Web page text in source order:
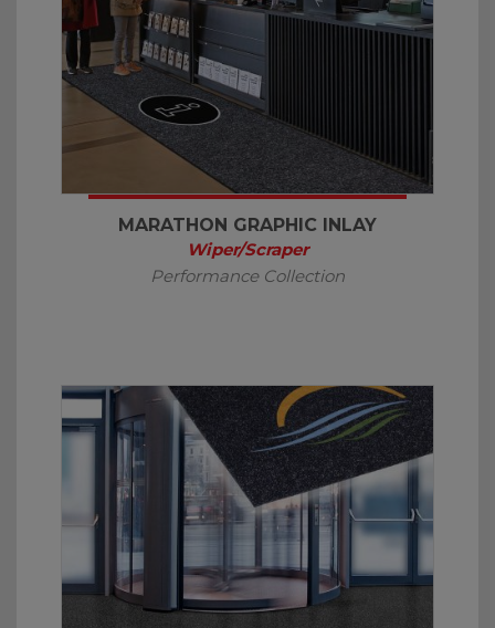
MARATHON GRAPHIC INLAY
Wiper/Scraper
Performance Collection